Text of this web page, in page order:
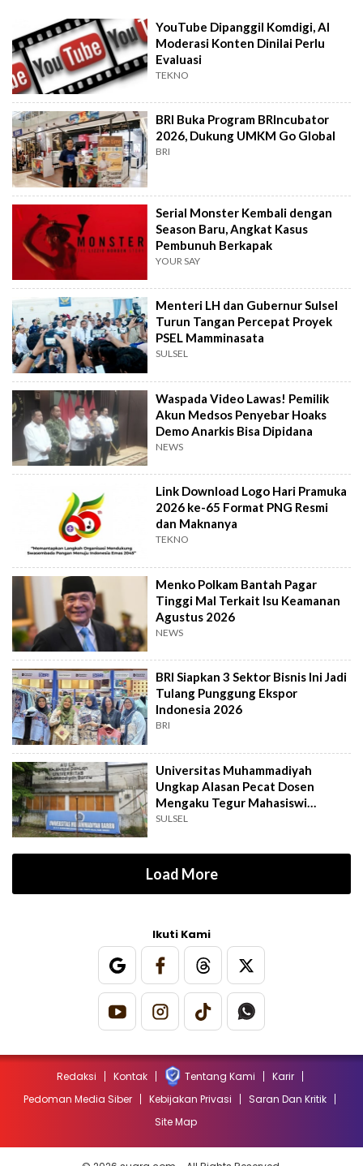
YouTube Dipanggil Komdigi, AI
Moderasi Konten Dinilai Perlu
Evaluasi
TEKNO
BRI Buka Program BRIncubator
2026, Dukung UMKM Go Global
BRI
Serial Monster Kembali dengan
Season Baru, Angkat Kasus
Pembunuh Berkapak
YOUR SAY
Menteri LH dan Gubernur Sulsel
Turun Tangan Percepat Proyek
PSEL Mamminasata
SULSEL
Waspada Video Lawas! Pemilik
Akun Medsos Penyebar Hoaks
Demo Anarkis Bisa Dipidana
NEWS
Link Download Logo Hari Pramuka
2026 ke-65 Format PNG Resmi
dan Maknanya
TEKNO
Menko Polkam Bantah Pagar
Tinggi Mal Terkait Isu Keamanan
Agustus 2026
NEWS
BRI Siapkan 3 Sektor Bisnis Ini Jadi
Tulang Punggung Ekspor
Indonesia 2026
BRI
Universitas Muhammadiyah
Ungkap Alasan Pecat Dosen
Mengaku Tegur Mahasiswi
Berpakaian Ketat
SULSEL
Load More
Ikuti Kami
Redaksi Kontak Tentang Kami
Karir
Pedoman Media Siber
Kebijakan Privasi
Saran Dan Kritik
Site Map